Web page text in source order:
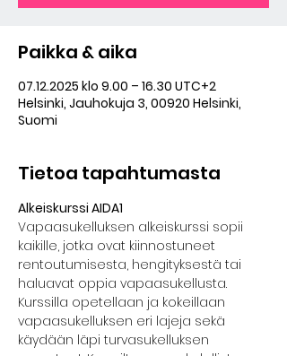
Paikka & aika
07.12.2025 klo 9.00 – 16.30 UTC+2
Helsinki, Jauhokuja 3, 00920 Helsinki,
Suomi
Tietoa tapahtumasta
Alkeiskurssi AIDA1
Vapaasukelluksen alkeiskurssi sopii
kaikille, jotka ovat kiinnostuneet
rentoutumisesta, hengityksestä tai
haluavat oppia vapaasukellusta.
Kurssilla opetellaan ja kokeillaan
vapaasukelluksen eri lajeja sekä
käydään läpi turvasukelluksen